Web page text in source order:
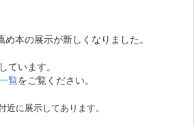
本の展示が新しくなりました。
ています。
覧をご覧ください。
に展示してあります。